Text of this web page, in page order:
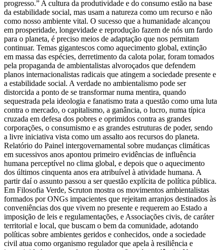
progresso.” A cultura da produtividade e do consumo estão na base
da estabilidade social, mas usam a natureza como um recurso e não
como nosso ambiente vital. O sucesso que a humanidade alcançou
em prosperidade, longevidade e reprodução fazem de nós um fardo
para o planeta, é preciso meios de adaptação que nos permitam
continuar. Temas gigantescos como aquecimento global, extinção
em massa das espécies, derretimento da calota polar, foram tomados
pela propaganda de ambientalistas alvoroçados que defendem
planos internacionalistas radicais que atingem a sociedade presente e
a estabilidade social. A verdade no ambientalismo pode ser
distorcida a ponto de se transformar numa mentira, quando
sequestrada pela ideologia e fanatismo trata a questão como uma luta
contra o mercado, o capitalismo, a ganância, o lucro, numa típica
cruzada em defesa dos pobres e oprimidos contra as grandes
corporações, o consumismo e as grandes estruturas de poder, sendo
a livre iniciativa vista como um assalto aos recursos do planeta.
Relatório do Painel intergovernamental sobre mudanças climáticas
em sucessivos anos apontou primeiro evidências de influência
humana perceptível no clima global, e depois que o aquecimento
dos últimos cinquenta anos era atribuível à atividade humana. A
partir daí o assunto passou a ser questão explícita de política pública.
Em Filosofia Verde, Scruton mostra os movimentos ambientalistas
formados por ONGs impacientes que rejeitam arranjos destinados às
conveniências dos que vivem no presente e requerem ao Estado a
imposição de leis e regulamentações, e Associações civis, de caráter
territorial e local, que buscam o bem da comunidade, adotando
políticas sobre ambientes geridos e conhecidos, onde a sociedade
civil atua como organismo regulador que apela à resiliência e